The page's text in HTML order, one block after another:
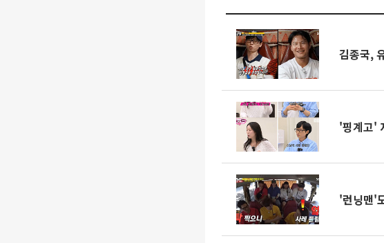
김종국,
'핑계고'
'런닝맨'